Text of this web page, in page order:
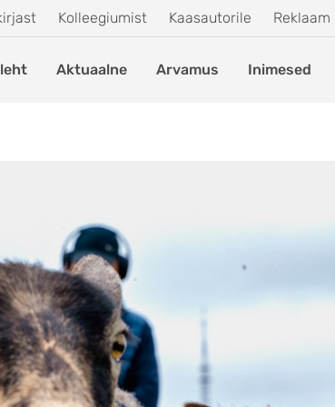
Kolleegiumist Kaasautorile Reklaam
Aktuaalne Arvamus Inimesed